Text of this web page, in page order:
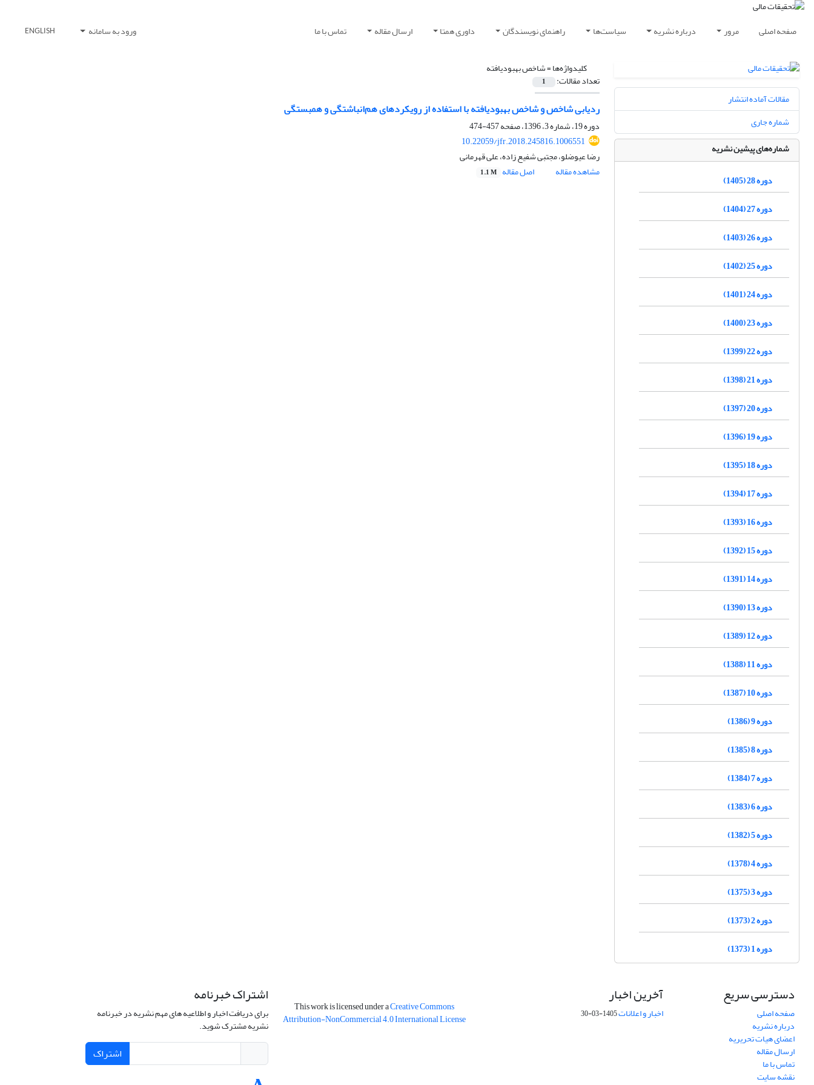
صفحه اصلی مرور درباره نشریه سیاست‌ها راهنمای نویسندگان داوری همتا ارسال مقاله تماس با ما ورود به سامانه ENGLISH
کلیدواژه‌ها =شاخص بهبودیافته
تعداد مقالات: 1
ردیابی شاخص و شاخص بهبودیافته با استفاده از رویکردهای هم‌انباشتگی و همبستگی
دوره 19، شماره 3، 1396، صفحه
457-474
10.22059/jfr.2018.245816.1006551
رضا عیوضلو، مجتبی شفیع زاده، علی قهرمانی
مشاهده مقاله
اصل مقاله 1.1 M
مقالات آماده انتشار
شماره جاری
شماره‌های پیشین نشریه
دوره 28 (1405)
دوره 27 (1404)
دوره 26 (1403)
دوره 25 (1402)
دوره 24 (1401)
دوره 23 (1400)
دوره 22 (1399)
دوره 21 (1398)
دوره 20 (1397)
دوره 19 (1396)
دوره 18 (1395)
دوره 17 (1394)
دوره 16 (1393)
دوره 15 (1392)
دوره 14 (1391)
دوره 13 (1390)
دوره 12 (1389)
دوره 11 (1388)
دوره 10 (1387)
دوره 9 (1386)
دوره 8 (1385)
دوره 7 (1384)
دوره 6 (1383)
دوره 5 (1382)
دوره 4 (1378)
دوره 3 (1375)
دوره 2 (1373)
دوره 1 (1373)
دسترسی سریع
صفحه اصلی
درباره نشریه
اعضای هیات تحریریه
ارسال مقاله
تماس با ما
نقشه سایت
آخرین اخبار
اخبار و اعلانات1405-03-30
This work is licensed under aCreative Commons
Attribution-NonCommercial 4.0 International License
اشتراک خبرنامه
برای دریافت اخبار و اطلاعیه های مهم نشریه در خبرنامه
نشریه مشترک شوید.
اشتراک